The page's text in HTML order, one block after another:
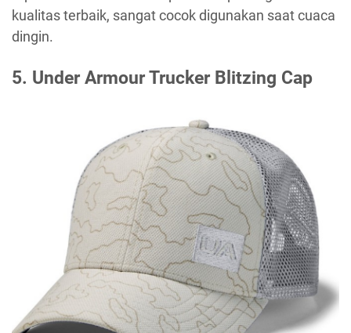
kualitas terbaik, sangat cocok digunakan saat cuaca
dingin.
5. Under Armour Trucker Blitzing Cap